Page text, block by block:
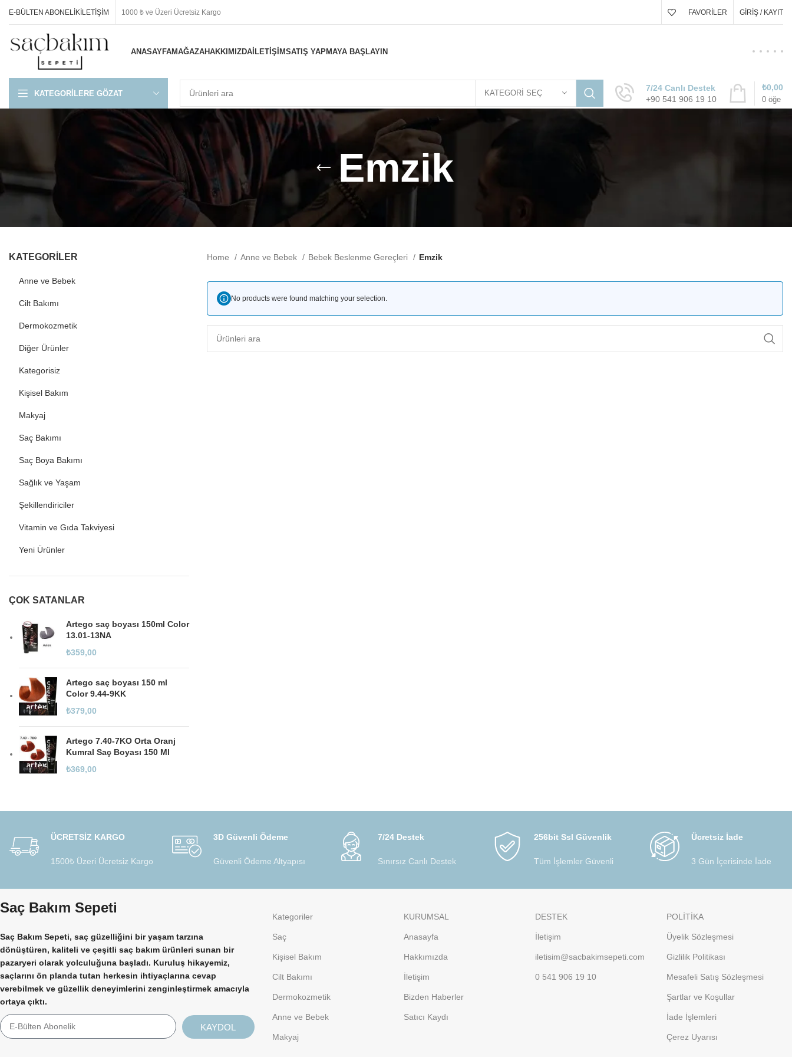
E-BÜLTEN ABONELIKİLETIŞIM 1000 ₺ ve Üzeri Ücretsiz Kargo FAVORILER GIRIŞ / KAYIT
ANASAYFAMAĞAZAHAKKIMIZDAİLETIŞIMSATIŞ YAPMAYA BAŞLAYIN
KATEGORILERE GÖZAT KATEGORI SEÇ
7/24 Canlı Destek
+90 541 906 19 10
0 öğe
₺0,00
Emzik
KATEGORİLER
Anne ve Bebek
Cilt Bakımı
Dermokozmetik
Diğer Ürünler
Kategorisiz
Kişisel Bakım
Makyaj
Saç Bakımı
Saç Boya Bakımı
Sağlık ve Yaşam
Şekillendiriciler
Vitamin ve Gıda Takviyesi
Yeni Ürünler
ÇOK SATANLAR
Artego saç boyası 150ml Color
13.01-13NA
₺359,00
Artego saç boyası 150 ml
Color 9.44-9KK
₺379,00
Artego 7.40-7KO Orta Oranj
Kumral Saç Boyası 150 Ml
₺369,00
Home Anne ve Bebek Bebek Beslenme Gereçleri Emzik
No products were found matching your selection.
ÜCRETSİZ KARGO
1500₺ Üzeri Ücretsiz Kargo
3D Güvenli Ödeme
Güvenli Ödeme Altyapısı
7/24 Destek
Sınırsız Canlı Destek
256bit Ssl Güvenlik
Tüm İşlemler Güvenli
Ücretsiz İade
3 Gün İçerisinde İade
Saç Bakım Sepeti
Saç Bakım Sepeti, saç güzelliğini bir yaşam tarzına
dönüştüren, kaliteli ve çeşitli saç bakım ürünleri sunan bir
pazaryeri olarak yolculuğuna başladı. Kuruluş hikayemiz,
saçlarını ön planda tutan herkesin ihtiyaçlarına cevap
verebilmek ve güzellik deneyimlerini zenginleştirmek amacıyla
ortaya çıktı.
KAYDOL
Kategoriler
Saç
Kişisel Bakım
Cilt Bakımı
Dermokozmetik
Anne ve Bebek
Makyaj
KURUMSAL
Anasayfa
Hakkımızda
İletişim
Bizden Haberler
Satıcı Kaydı
DESTEK
İletişim
iletisim@sacbakimsepeti.com
0 541 906 19 10
POLİTİKA
Üyelik Sözleşmesi
Gizlilik Politikası
Mesafeli Satış Sözleşmesi
Şartlar ve Koşullar
İade İşlemleri
Çerez Uyarısı